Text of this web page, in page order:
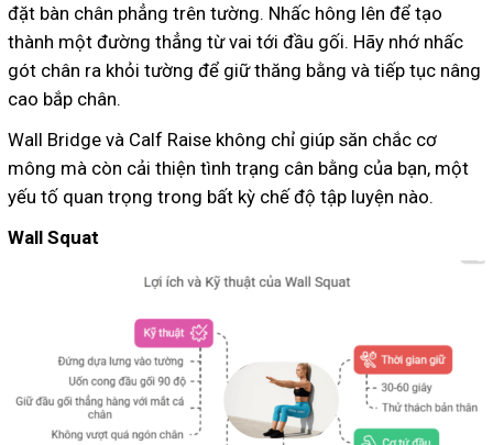
đặt bàn chân phẳng trên tường. Nhấc hông lên để tạo
thành một đường thẳng từ vai tới đầu gối. Hãy nhớ nhấc
gót chân ra khỏi tường để giữ thăng bằng và tiếp tục nâng
cao bắp chân.
Wall Bridge và Calf Raise không chỉ giúp săn chắc cơ
mông mà còn cải thiện tình trạng cân bằng của bạn, một
yếu tố quan trọng trong bất kỳ chế độ tập luyện nào.
Wall Squat